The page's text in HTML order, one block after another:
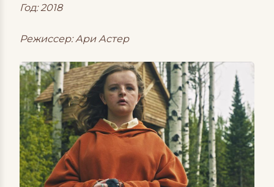
Год: 2018
Режиссер: Ари Астер